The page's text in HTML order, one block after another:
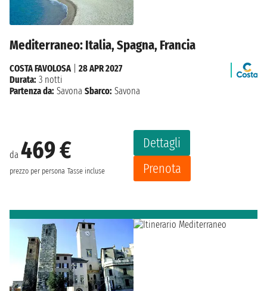
Mediterraneo: Italia, Spagna, Francia
da 469 €
prezzo per persona Tasse incluse
Dettagli
Prenota
COSTA FAVOLOSA| 28 APR 2027
Durata: 3 notti
Partenza da: Savona Sbarco: Savona